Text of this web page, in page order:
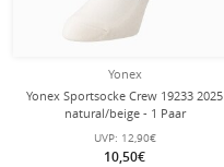
Yonex
Yonex Sportsocke Crew 19233 2025
natural/beige - 1 Paar
UVP: 12,90€
10,50€